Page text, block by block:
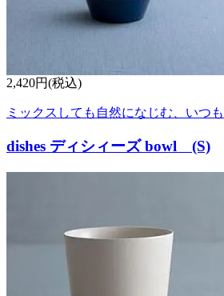
2,420円(税込)
ミックスしても自然になじむ、いつ
dishes ディシィーズ bowl (S)